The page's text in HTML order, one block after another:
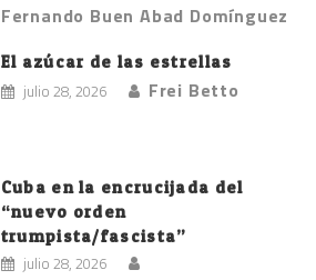
Fernando Buen Abad Domínguez
El azúcar de las estrellas
julio 28, 2026 Frei Betto
Cuba en la encrucijada del
“nuevo orden
trumpista/fascista”
julio 28, 2026